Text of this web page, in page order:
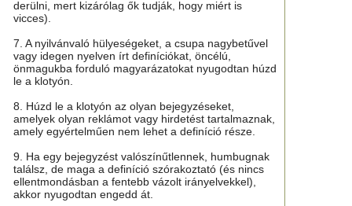
derülni, mert kizárólag ők tudják, hogy miért is
vicces).
7. A nyilvánvaló hülyeségeket, a csupa nagybetűvel
vagy idegen nyelven írt definíciókat, öncélú,
önmagukba forduló magyarázatokat nyugodtan húzd
le a klotyón.
8. Húzd le a klotyón az olyan bejegyzéseket,
amelyek olyan reklámot vagy hirdetést tartalmaznak,
amely egyértelműen nem lehet a definíció része.
9. Ha egy bejegyzést valószínűtlennek, humbugnak
találsz, de maga a definíció szórakoztató (és nincs
ellentmondásban a fentebb vázolt irányelvekkel),
akkor nyugodtan engedd át.